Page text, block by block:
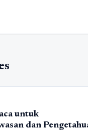
untuk
dan